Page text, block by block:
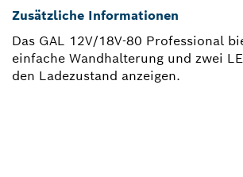
Zusätzliche Informationen
Das GAL 12V/18V-80 Professional
einfache Wandhalterung und zwei
den Ladezustand anzeigen.